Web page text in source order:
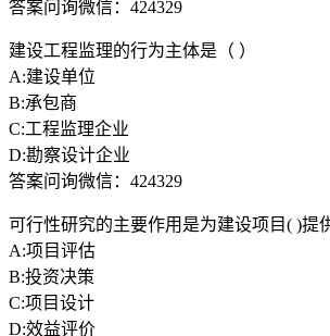
答案问询微信：424329
建设工程监理的行为主体是（ ）
A:建设单位
B:承包商
C:工程监理企业
D:勘察设计企业
答案问询微信：424329
可行性研究的主要作用是为建设项目( )提
A:项目评估
B:投资决策
C:项目设计
D:效益评价